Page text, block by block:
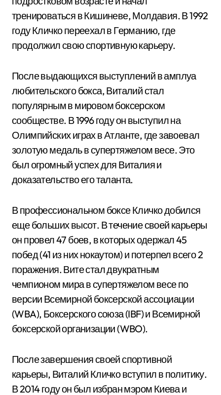
тренироваться в Кишиневе, Молдавия. В 1992
году Кличко переехал в Германию, где
продолжил свою спортивную карьеру.
После выдающихся выступлений в амплуа
любительского бокса, Виталий стал
популярным в мировом боксерском
сообществе. В 1996 году он выступил на
Олимпийских играх в Атланте, где завоевал
золотую медаль в супертяжелом весе. Это
был огромный успех для Виталия и
доказательство его таланта.
В профессиональном боксе Кличко добился
еще больших высот. В течение своей карьеры
он провел 47 боев, в которых одержал 45
побед (41 из них нокаутом) и потерпел всего 2
поражения. Вите стал двукратным
чемпионом мира в супертяжелом весе по
версии Всемирной боксерской ассоциации
(WBA), Боксерского союза (IBF) и Всемирной
боксерской организации (WBO).
После завершения своей спортивной
карьеры, Виталий Кличко вступил в политику.
В 2014 году он был избран мэром Киева и